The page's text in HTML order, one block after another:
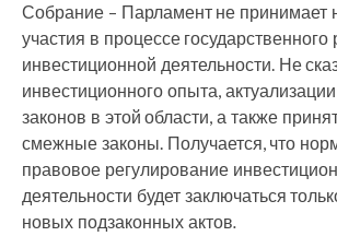
Собрание – Парламент не принимает
участия в процессе государственного
инвестиционной деятельности. Не
инвестиционного опыта,
законов в этой области, а также
смежные законы. Получается, что
правовое регулирование
деятельности будет заключаться
новых подзаконных актов.